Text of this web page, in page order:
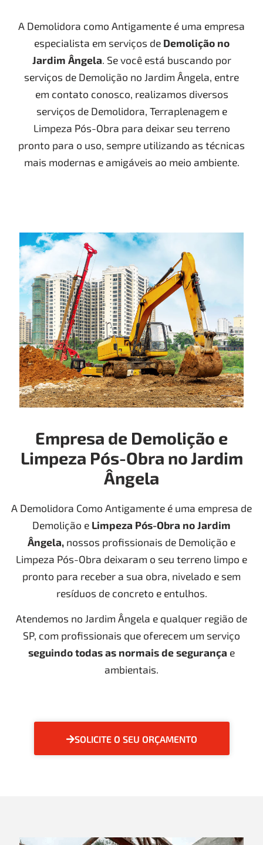
A Demolidora como Antigamente é uma empresa
especialista em serviços de Demolição no
Jardim Ângela. Se você está buscando por
serviços de Demolição no Jardim Ângela, entre
em contato conosco, realizamos diversos
serviços de Demolidora, Terraplenagem e
Limpeza Pós-Obra para deixar seu terreno
pronto para o uso, sempre utilizando as técnicas
mais modernas e amigáveis ao meio ambiente.
Empresa de Demolição e
Limpeza Pós-Obra no Jardim
Ângela
A Demolidora Como Antigamente é uma empresa de
Demolição e Limpeza Pós-Obra no Jardim
Ângela, nossos profissionais de Demolição e
Limpeza Pós-Obra deixaram o seu terreno limpo e
pronto para receber a sua obra, nivelado e sem
resíduos de concreto e entulhos.
Atendemos no Jardim Ângela e qualquer região de
SP, com profissionais que oferecem um serviço
seguindo todas as normais de segurança e
ambientais.
SOLICITE O SEU ORÇAMENTO